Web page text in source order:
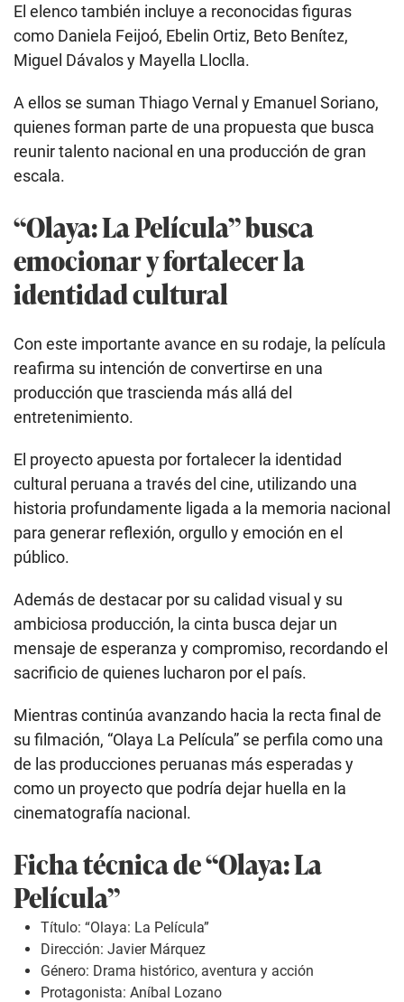
El elenco también incluye a reconocidas figuras
como Daniela Feijoó, Ebelin Ortiz, Beto Benítez,
Miguel Dávalos y Mayella Lloclla.
A ellos se suman Thiago Vernal y Emanuel Soriano,
quienes forman parte de una propuesta que busca
reunir talento nacional en una producción de gran
escala.
“Olaya: La Película” busca
emocionar y fortalecer la
identidad cultural
Con este importante avance en su rodaje, la película
reafirma su intención de convertirse en una
producción que trascienda más allá del
entretenimiento.
El proyecto apuesta por fortalecer la identidad
cultural peruana a través del cine, utilizando una
historia profundamente ligada a la memoria nacional
para generar reflexión, orgullo y emoción en el
público.
Además de destacar por su calidad visual y su
ambiciosa producción, la cinta busca dejar un
mensaje de esperanza y compromiso, recordando el
sacrificio de quienes lucharon por el país.
Mientras continúa avanzando hacia la recta final de
su filmación, “Olaya La Película” se perfila como una
de las producciones peruanas más esperadas y
como un proyecto que podría dejar huella en la
cinematografía nacional.
Ficha técnica de “Olaya: La
Película”
Título: “Olaya: La Película”
Dirección: Javier Márquez
Género: Drama histórico, aventura y acción
Protagonista: Aníbal Lozano